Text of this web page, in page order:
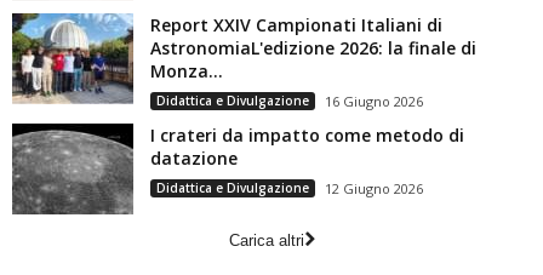
Report XXIV Campionati Italiani di
AstronomiaL'edizione 2026: la finale di
Monza...
Didattica e Divulgazione 16 Giugno 2026
I crateri da impatto come metodo di
datazione
Didattica e Divulgazione 12 Giugno 2026
Carica altri